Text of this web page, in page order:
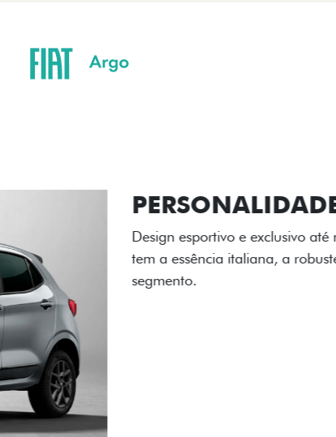
ACABAMENTO
A flag italiana e o novo logo
carro, que possui acabamento